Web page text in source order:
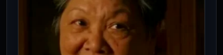
5 Ago 2026
El ayuno intermitente 16:8 se ha
convertido en una de las estrategias de
alimentación más populares entre